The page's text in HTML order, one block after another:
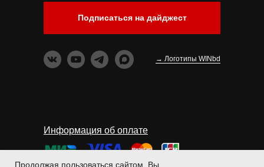
Продолжая пользоваться сайтом, Вы
→ Логотипы WINbd
Подписаться на дайджест
Информация об оплате